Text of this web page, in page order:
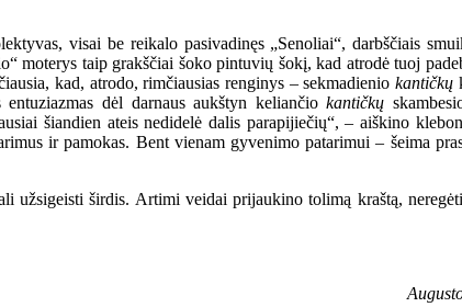
visai be reikalo pasivadinęs „Senoliai“, darbščiais
moterys taip grakščiai šoko pintuvių šokį, kad atrodė tuoj
kad, atrodo, rimčiausias renginys – sekmadieniokantičkų
dėl darnaus aukštyn keliančiokantičkų
šiandien ateis nedidelė dalis parapijiečių“, – aiškino
ir pamokas. Bent vienam gyvenimo patarimui – šeima
užsigeisti širdis. Artimi veidai prijaukino tolimą kraštą,